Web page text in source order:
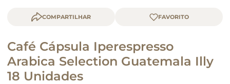
COMPARTILHAR
Café Cápsula Iperespresso
Arabica Selection Guatemala Illy
18 Unidades